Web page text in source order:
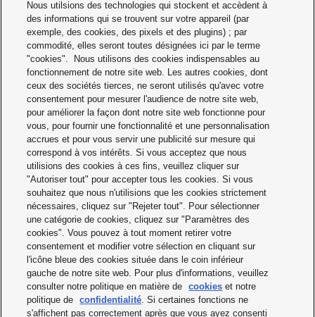
PRODUITS INDUSTRIES
SOCIÉTÉ SERVICE
TÉLÉCHARGEME
NTS
CONTACTEZ
NOUS
Conditions générales de vente
Mentions légales
Avis de confidentialité
Politique relative aux cookies
Nous utilsions des technologies qui stockent et accèdent à
des informations qui se trouvent sur votre appareil (par
exemple, des cookies, des pixels et des plugins) ; par
commodité, elles seront toutes désignées ici par le terme
"cookies". Nous utilisons des cookies indispensables au
fonctionnement de notre site web. Les autres cookies, dont
ceux des sociétés tierces, ne seront utilisés qu'avec votre
consentement pour mesurer l'audience de notre site web,
pour améliorer la façon dont notre site web fonctionne pour
vous, pour fournir une fonctionnalité et une personnalisation
accrues et pour vous servir une publicité sur mesure qui
correspond à vos intérêts. Si vous acceptez que nous
utilisions des cookies à ces fins, veuillez cliquer sur
"Autoriser tout" pour accepter tous les cookies. Si vous
souhaitez que nous n'utilisions que les cookies strictement
nécessaires, cliquez sur "Rejeter tout". Pour sélectionner
une catégorie de cookies, cliquez sur "Paramètres des
cookies". Vous pouvez à tout moment retirer votre
consentement et modifier votre sélection en cliquant sur
l'icône bleue des cookies située dans le coin inférieur
gauche de notre site web. Pour plus d'informations, veuillez
consulter notre politique en matière de
cookies et notre
politique de
confidentialité. Si certaines fonctions ne
s'affichent pas correctement après que vous ayez consenti